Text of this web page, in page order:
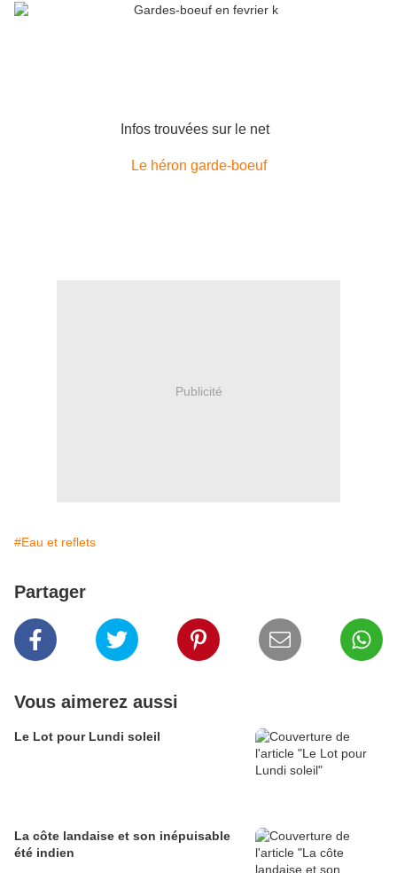
Infos trouvées sur le net
Le héron garde-boeuf
Publicité
#Eau et reflets
Partager
Vous aimerez aussi
Le Lot pour Lundi soleil
La côte landaise et son inépuisable
été indien